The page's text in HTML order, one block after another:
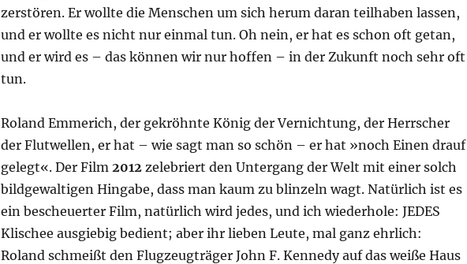
zerstören. Er wollte die Menschen um sich herum daran teilhaben lassen,
und er wollte es nicht nur einmal tun. Oh nein, er hat es schon oft getan,
und er wird es – das können wir nur hoffen – in der Zukunft noch sehr oft
tun.
Roland Emmerich, der gekröhnte König der Vernichtung, der Herrscher
der Flutwellen, er hat – wie sagt man so schön – er hat »noch Einen drauf
gelegt«. Der Film 2012zelebriert den Untergang der Welt mit einer solch
bildgewaltigen Hingabe, dass man kaum zu blinzeln wagt. Natürlich ist es
ein bescheuerter Film, natürlich wird jedes, und ich wiederhole: JEDES
Klischee ausgiebig bedient; aber ihr lieben Leute, mal ganz ehrlich:
Roland schmeißt den Flugzeugträger John F. Kennedy auf das weiße Haus